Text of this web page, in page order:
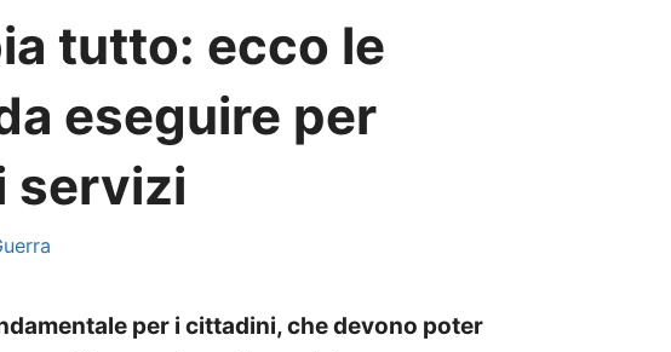
tutto: ecco le
eseguire per
servizi
per i cittadini, che devono poter